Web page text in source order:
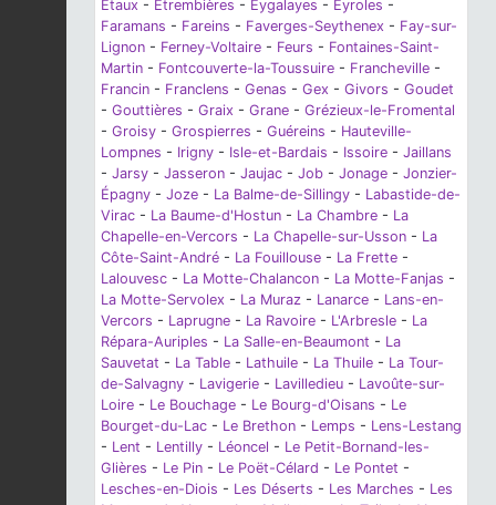
Etaux - Étrembières - Eygalayes - Eyroles -
Faramans - Fareins - Faverges-Seythenex - Fay-sur-
Lignon - Ferney-Voltaire - Feurs - Fontaines-Saint-
Martin - Fontcouverte-la-Toussuire - Francheville -
Francin - Franclens - Genas - Gex - Givors - Goudet
- Gouttières - Graix - Grane - Grézieux-le-Fromental
- Groisy - Grospierres - Guéreins - Hauteville-
Lompnes - Irigny - Isle-et-Bardais - Issoire - Jaillans
- Jarsy - Jasseron - Jaujac - Job - Jonage - Jonzier-
Épagny - Joze - La Balme-de-Sillingy - Labastide-de-
Virac - La Baume-d'Hostun - La Chambre - La
Chapelle-en-Vercors - La Chapelle-sur-Usson - La
Côte-Saint-André - La Fouillouse - La Frette -
Lalouvesc - La Motte-Chalancon - La Motte-Fanjas -
La Motte-Servolex - La Muraz - Lanarce - Lans-en-
Vercors - Laprugne - La Ravoire - L'Arbresle - La
Répara-Auriples - La Salle-en-Beaumont - La
Sauvetat - La Table - Lathuile - La Thuile - La Tour-
de-Salvagny - Lavigerie - Lavilledieu - Lavoûte-sur-
Loire - Le Bouchage - Le Bourg-d'Oisans - Le
Bourget-du-Lac - Le Brethon - Lemps - Lens-Lestang
- Lent - Lentilly - Léoncel - Le Petit-Bornand-les-
Glières - Le Pin - Le Poët-Célard - Le Pontet -
Lesches-en-Diois - Les Déserts - Les Marches - Les